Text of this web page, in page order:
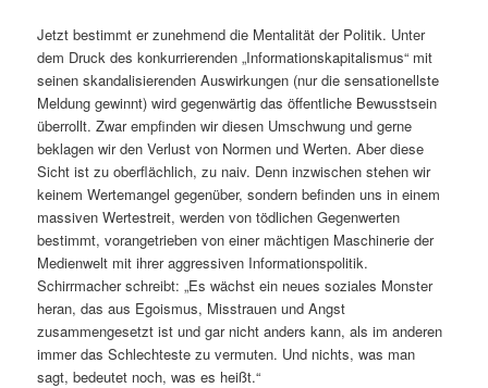
Jetzt bestimmt er zunehmend die Mentalität der Politik. Unter
dem Druck des konkurrierenden „Informationskapitalismus“ mit
seinen skandalisierenden Auswirkungen (nur die sensationellste
Meldung gewinnt) wird gegenwärtig das öffentliche Bewusstsein
überrollt. Zwar empfinden wir diesen Umschwung und gerne
beklagen wir den Verlust von Normen und Werten. Aber diese
Sicht ist zu oberflächlich, zu naiv. Denn inzwischen stehen wir
keinem Wertemangel gegenüber, sondern befinden uns in einem
massiven Wertestreit, werden von tödlichen Gegenwerten
bestimmt, vorangetrieben von einer mächtigen Maschinerie der
Medienwelt mit ihrer aggressiven Informationspolitik.
Schirrmacher schreibt: „Es wächst ein neues soziales Monster
heran, das aus Egoismus, Misstrauen und Angst
zusammengesetzt ist und gar nicht anders kann, als im anderen
immer das Schlechteste zu vermuten. Und nichts, was man
sagt, bedeutet noch, was es heißt.“